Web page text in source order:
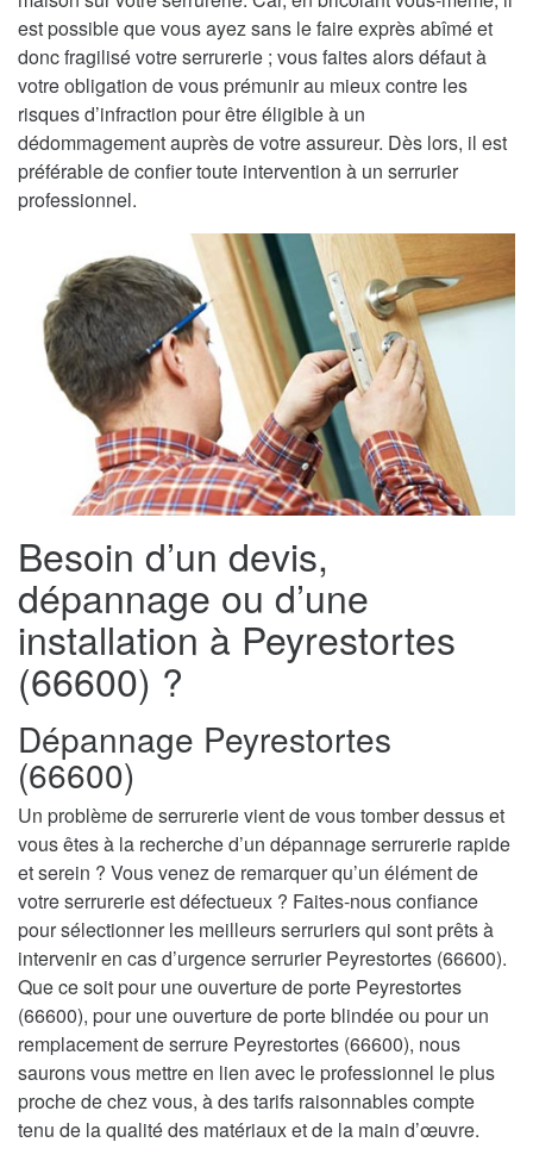
est possible que vous ayez sans le faire exprès abîmé et
donc fragilisé votre serrurerie ; vous faites alors défaut à
votre obligation de vous prémunir au mieux contre les
risques d’infraction pour être éligible à un
dédommagement auprès de votre assureur. Dès lors, il est
préférable de confier toute intervention à un serrurier
professionnel.
Besoin d’un devis,
dépannage ou d’une
installation à Peyrestortes
(66600) ?
Dépannage Peyrestortes
(66600)
Un problème de serrurerie vient de vous tomber dessus et
vous êtes à la recherche d’un dépannage serrurerie rapide
et serein ? Vous venez de remarquer qu’un élément de
votre serrurerie est défectueux ? Faites-nous confiance
pour sélectionner les meilleurs serruriers qui sont prêts à
intervenir en cas d’urgence serrurier Peyrestortes (66600).
Que ce soit pour une ouverture de porte Peyrestortes
(66600), pour une ouverture de porte blindée ou pour un
remplacement de serrure Peyrestortes (66600), nous
saurons vous mettre en lien avec le professionnel le plus
proche de chez vous, à des tarifs raisonnables compte
tenu de la qualité des matériaux et de la main d’œuvre.